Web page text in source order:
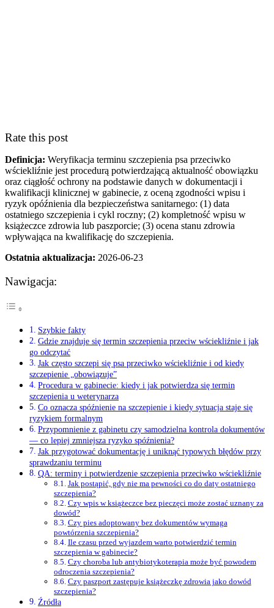
Rate this post
Definicja: Weryfikacja terminu szczepienia psa przeciwko
wściekliźnie jest procedurą potwierdzającą aktualność obowiązku
oraz ciągłość ochrony na podstawie danych w dokumentacji i
kwalifikacji klinicznej w gabinecie, z oceną zgodności wpisu i
ryzyk opóźnienia dla bezpieczeństwa sanitarnego: (1) data
ostatniego szczepienia i cykl roczny; (2) kompletność wpisu w
książeczce zdrowia lub paszporcie; (3) ocena stanu zdrowia
wpływająca na kwalifikację do szczepienia.
Ostatnia aktualizacja: 2026-06-23
Nawigacja:
Szybkie fakty
Gdzie znajduje się termin szczepienia przeciw wściekliźnie i jak
go odczytać
Jak często szczepi się psa przeciwko wściekliźnie i od kiedy
szczepienie „obowiązuje”
Procedura w gabinecie: kiedy i jak potwierdza się termin
szczepienia u weterynarza
Co oznacza spóźnienie na szczepienie i kiedy sytuacja staje się
ryzykiem formalnym
Przypomnienie z gabinetu czy samodzielna kontrola dokumentów
— co lepiej zmniejsza ryzyko spóźnienia?
Jak przygotować dokumentację i uniknąć typowych błędów przy
sprawdzaniu terminu
QA: terminy i potwierdzenie szczepienia przeciwko wściekliźnie
Jak postąpić, gdy nie ma pewności co do daty ostatniego
szczepienia?
Czy wpis w książeczce bez pieczęci może zostać uznany za
dowód?
Czy pies adoptowany bez dokumentów wymaga
powtórzenia szczepienia?
Ile czasu przed wyjazdem warto potwierdzić termin
szczepienia w gabinecie?
Czy choroba lub antybiotykoterapia może być powodem
odroczenia szczepienia?
Czy paszport zastępuje książeczkę zdrowia jako dowód
szczepienia?
Źródła